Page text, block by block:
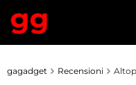
gagadget Recensioni